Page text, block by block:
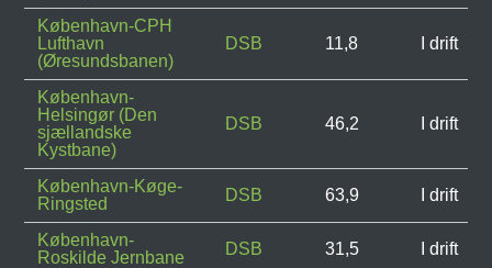
København-CPH
Lufthavn
(Øresundsbanen)
DSB 11,8 I drift
København-
Helsingør (Den
sjællandske
Kystbane)
DSB 46,2 I drift
København-Køge-
Ringsted
DSB 63,9 I drift
København-
Roskilde Jernbane
DSB 31,5 I drift